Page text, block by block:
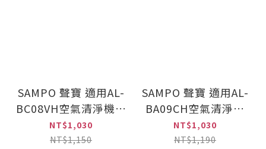
SAMPO 聲寶 適用AL-
BC08VH空氣清淨機專
用濾網(AL-12BC)
NT$1,030
NT$1,150
SAMPO 聲寶 適用AL-
BA09CH空氣清淨機
H13高效HEPA濾網
(AL-11BA)
NT$1,030
NT$1,190